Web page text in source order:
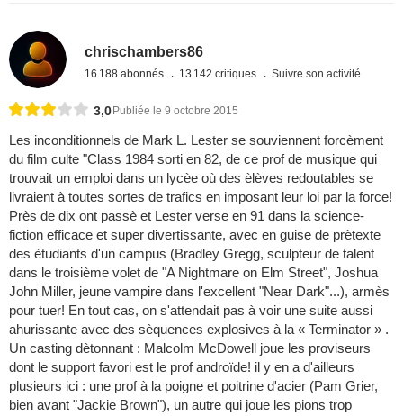
chrischambers86
16 188 abonnés 13 142 critiques Suivre son activité
3,0 Publiée le 9 octobre 2015
Les inconditionnels de Mark L. Lester se souviennent forcèment
du film culte "Class 1984 sorti en 82, de ce prof de musique qui
trouvait un emploi dans un lycèe où des èlèves redoutables se
livraient à toutes sortes de trafics en imposant leur loi par la force!
Près de dix ont passè et Lester verse en 91 dans la science-
fiction efficace et super divertissante, avec en guise de prètexte
des ètudiants d'un campus (Bradley Gregg, sculpteur de talent
dans le troisième volet de "A Nightmare on Elm Street", Joshua
John Miller, jeune vampire dans l'excellent "Near Dark"...), armès
pour tuer! En tout cas, on s'attendait pas à voir une suite aussi
ahurissante avec des sèquences explosives à la « Terminator » .
Un casting dètonnant : Malcolm McDowell joue les proviseurs
dont le support favori est le prof androïde! il y en a d'ailleurs
plusieurs ici : une prof à la poigne et poitrine d'acier (Pam Grier,
bien avant "Jackie Brown"), un autre qui joue les pions trop